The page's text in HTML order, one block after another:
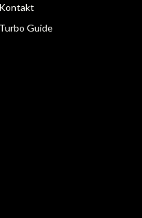
Kontakt
Turbo Guide